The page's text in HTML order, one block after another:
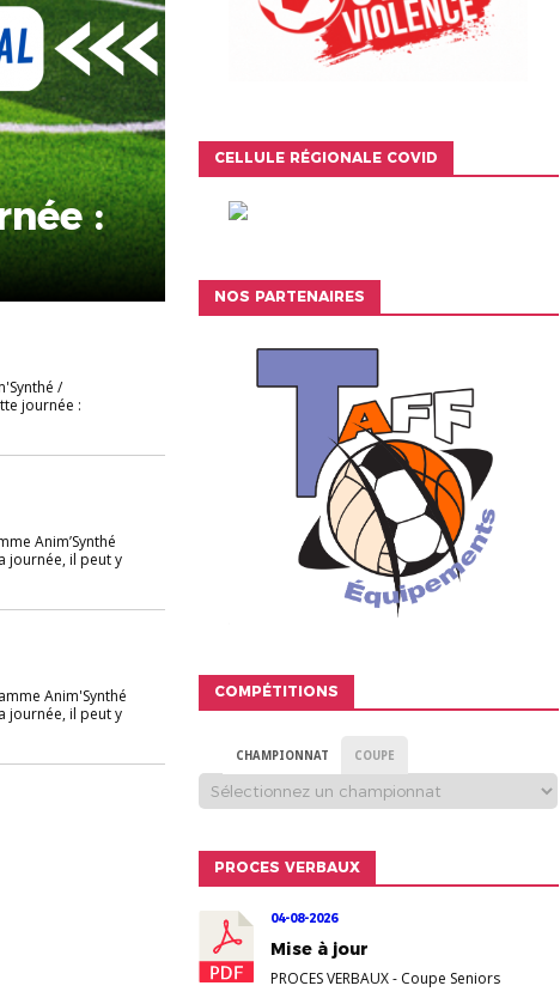
:
/
cette journée :
Anim’Synthé
journée, il peut y
Anim'Synthé
journée, il peut y
CELLULE RÉGIONALE COVID
NOS PARTENAIRES
COMPÉTITIONS
CHAMPIONNAT COUPE
PROCES VERBAUX
04-08-2026
Mise à jour
PROCES VERBAUX- Coupe Seniors